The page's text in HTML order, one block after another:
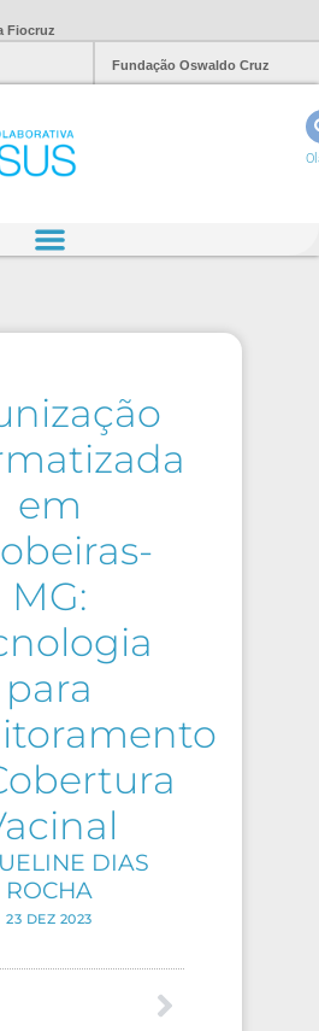
Fiocruz
Fundação Oswaldo Cruz
em
MG:
para
DIAS
ROCHA
23 DEZ 2023